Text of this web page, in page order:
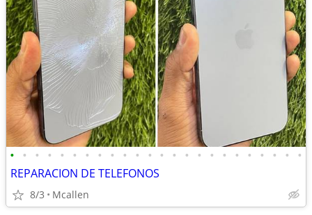
• • • • • • • • • • • • • • • • • • • • • • • •
REPARACION DE TELEFONOS
8/3 Mcallen